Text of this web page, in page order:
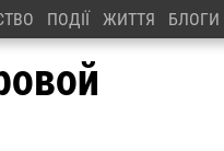
ПОДІЇ ЖИТТЯ БЛОГИ